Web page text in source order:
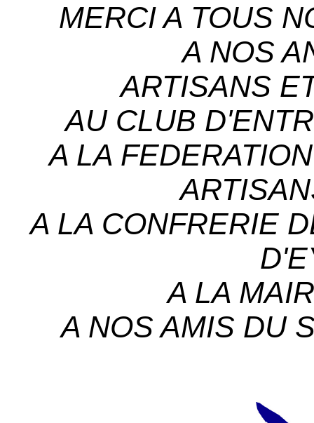
MERCI A TOUS
A NOS
ARTISANS
AU CLUB
A LA
A LA CONFRERIE
A LA
A NOS AMIS DU